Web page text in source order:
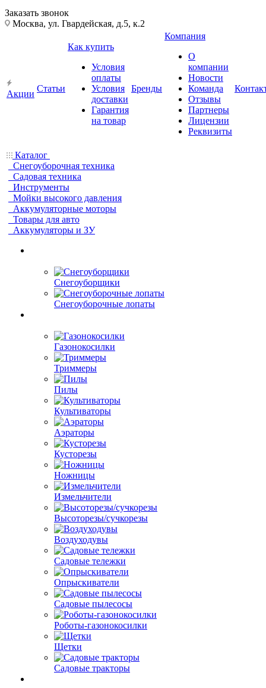
Заказать звонок
Москва, ул. Гвардейская, д.5, к.2
Акции
Статьи
Как купить
Условия
оплаты
Условия
доставки
Гарантия
на товар
Бренды
Компания
О
компании
Новости
Команда
Отзывы
Партнеры
Лицензии
Реквизиты
Каталог
Снегоуборочная техника
Садовая техника
Инструменты
Мойки высокого давления
Аккумуляторные моторы
Товары для авто
Аккумуляторы и ЗУ
Снегоуборщики
Снегоуборочные лопаты
Газонокосилки
Триммеры
Пилы
Культиваторы
Аэраторы
Кусторезы
Ножницы
Измельчители
Высоторезы/сучкорезы
Воздуходувы
Садовые тележки
Опрыскиватели
Садовые пылесосы
Роботы-газонокосилки
Щетки
Садовые тракторы